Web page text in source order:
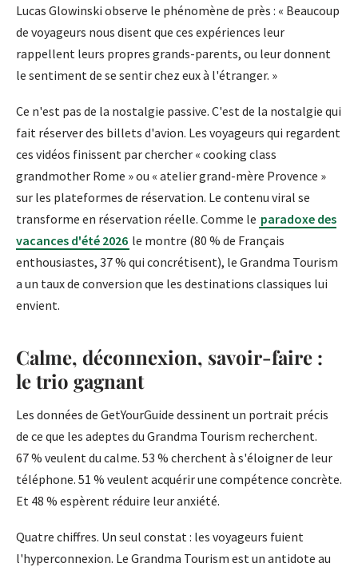
Lucas Glowinski observe le phénomène de près : « Beaucoup
de voyageurs nous disent que ces expériences leur
rappellent leurs propres grands-parents, ou leur donnent
le sentiment de se sentir chez eux à l'étranger. »
Ce n'est pas de la nostalgie passive. C'est de la nostalgie qui
fait réserver des billets d'avion. Les voyageurs qui regardent
ces vidéos finissent par chercher « cooking class
grandmother Rome » ou « atelier grand-mère Provence »
sur les plateformes de réservation. Le contenu viral se
transforme en réservation réelle. Comme le paradoxe des
vacances d'été 2026 le montre (80 % de Français
enthousiastes, 37 % qui concrétisent), le Grandma Tourism
a un taux de conversion que les destinations classiques lui
envient.
Calme, déconnexion, savoir-faire :
le trio gagnant
Les données de GetYourGuide dessinent un portrait précis
de ce que les adeptes du Grandma Tourism recherchent.
67 % veulent du calme. 53 % cherchent à s'éloigner de leur
téléphone. 51 % veulent acquérir une compétence concrète.
Et 48 % espèrent réduire leur anxiété.
Quatre chiffres. Un seul constat : les voyageurs fuient
l'hyperconnexion. Le Grandma Tourism est un antidote au